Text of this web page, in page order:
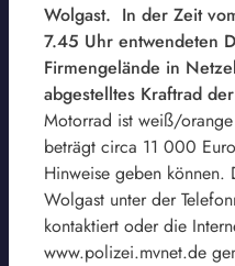
Wolgast. In der Zeit
7.45 Uhr entwendeten
Firmengelände in
abgestelltes Kraftrad
Motorrad ist weiß/
beträgt circa 11 000
Hinweise geben können.
Wolgast unter der
kontaktiert oder die
www.polizei.mvnet.de